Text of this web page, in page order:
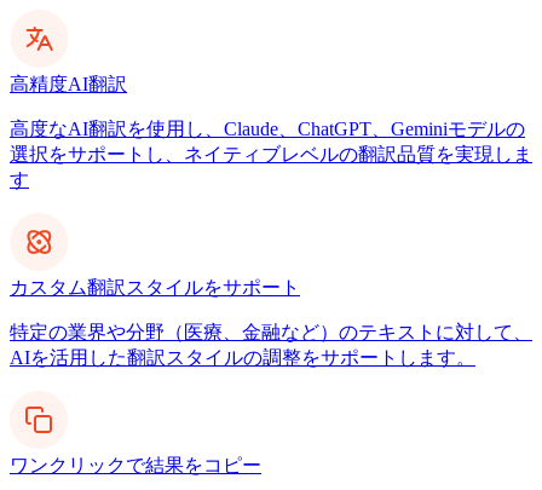
高精度AI翻訳
高度なAI翻訳を使用し、Claude、ChatGPT、Geminiモデルの
選択をサポートし、ネイティブレベルの翻訳品質を実現しま
す
カスタム翻訳スタイルをサポート
特定の業界や分野（医療、金融など）のテキストに対して、
AIを活用した翻訳スタイルの調整をサポートします。
ワンクリックで結果をコピー